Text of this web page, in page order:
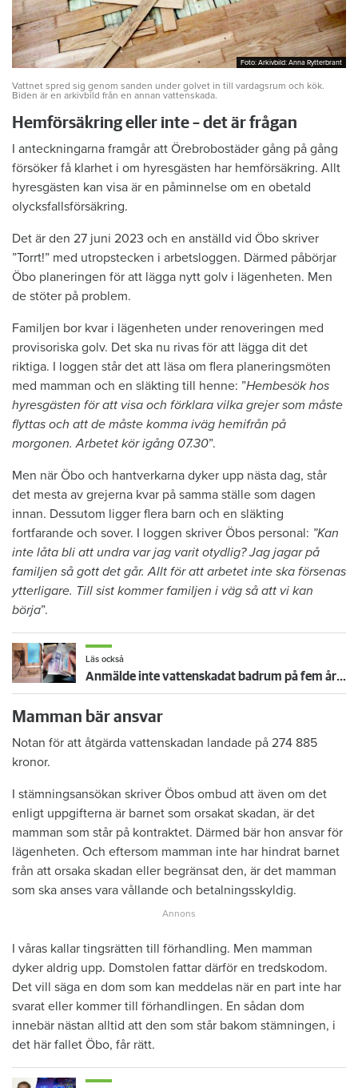
Foto: Arkivbild: Anna Rytterbrant
Foto: Arkivbild: Anna Rytterbrant
Vattnet spred sig genom sanden under golvet in till vardagsrum och kök.
Biden är en arkivbild från en annan vattenskada.
Hemförsäkring eller inte – det är frågan
I anteckningarna framgår att Örebrobostäder gång på gång
försöker få klarhet i om hyresgästen har hemförsäkring. Allt
hyresgästen kan visa är en påminnelse om en obetald
olycksfallsförsäkring.
Det är den 27 juni 2023 och en anställd vid Öbo skriver
”Torrt!” med utropstecken i arbetsloggen. Därmed påbörjar
Öbo planeringen för att lägga nytt golv i lägenheten. Men
de stöter på problem.
Familjen bor kvar i lägenheten under renoveringen med
provisoriska golv. Det ska nu rivas för att lägga dit det
riktiga. I loggen står det att läsa om flera planeringsmöten
med mamman och en släkting till henne: ”Hembesök hos
hyresgästen för att visa och förklara vilka grejer som måste
flyttas och att de måste komma iväg hemifrån på
morgonen. Arbetet kör igång 07.30”.
Men när Öbo och hantverkarna dyker upp nästa dag, står
det mesta av grejerna kvar på samma ställe som dagen
innan. Dessutom ligger flera barn och en släkting
fortfarande och sover. I loggen skriver Öbos personal: ”Kan
inte låta bli att undra var jag varit otydlig? Jag jagar på
familjen så gott det går. Allt för att arbetet inte ska försenas
ytterligare. Till sist kommer familjen i väg så att vi kan
börja”.
Läs också
Anmälde inte vattenskadat badrum på fem år – krävs på 125 000 kronor
Mamman bär ansvar
Notan för att åtgärda vattenskadan landade på 274 885
kronor.
I stämningsansökan skriver Öbos ombud att även om det
enligt uppgifterna är barnet som orsakat skadan, är det
mamman som står på kontraktet. Därmed bär hon ansvar för
lägenheten. Och eftersom mamman inte har hindrat barnet
från att orsaka skadan eller begränsat den, är det mamman
som ska anses vara vållande och betalningsskyldig.
I våras kallar tingsrätten till förhandling. Men mamman
dyker aldrig upp. Domstolen fattar därför en tredskodom.
Det vill säga en dom som kan meddelas när en part inte har
svarat eller kommer till förhandlingen. En sådan dom
innebär nästan alltid att den som står bakom stämningen, i
det här fallet Öbo, får rätt.